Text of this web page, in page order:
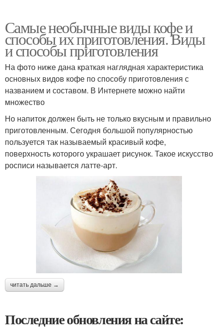
Самые необычные виды кофе и
способы их приготовления. Виды
и способы приготовления
На фото ниже дана краткая наглядная характеристика
основных видов кофе по способу приготовления с
названием и составом. В Интернете можно найти
множество
Но напиток должен быть не только вкусным и правильно
приготовленным. Сегодня большой популярностью
пользуется так называемый красивый кофе,
поверхность которого украшает рисунок. Такое искусство
росписи называется латте-арт.
читать дальше →
Последние обновления на сайте: